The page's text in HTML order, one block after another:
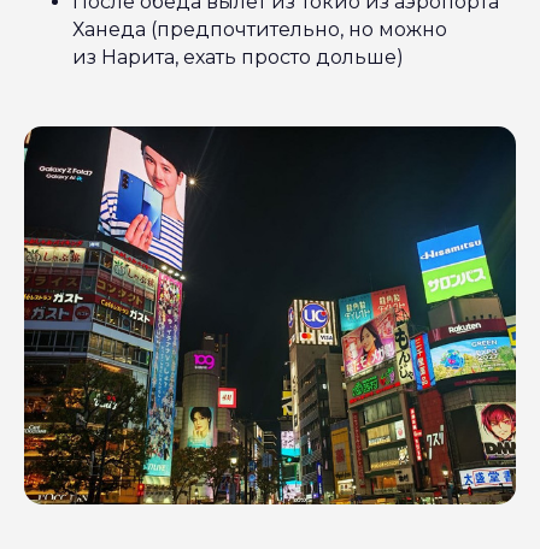
Ханеда (предпочтительно, но можно
из Нарита, ехать просто дольше)